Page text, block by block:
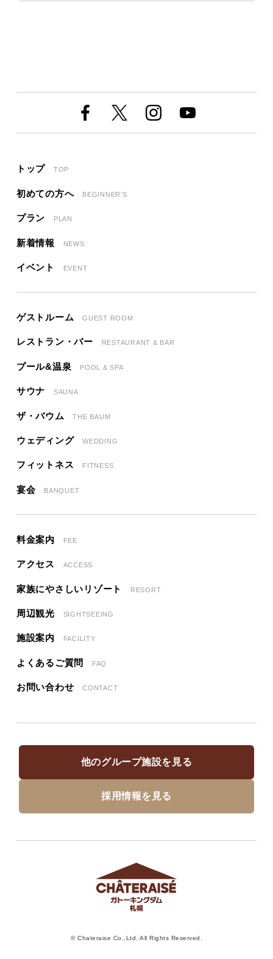
トップ TOP
初めての方へ BEGINNER’S
プラン PLAN
新着情報 NEWS
イベント EVENT
ゲストルーム GUEST ROOM
レストラン・バー RESTAURANT & BAR
プール&温泉 POOL & SPA
サウナ SAUNA
ザ・バウム THE BAUM
ウェディング WEDDING
フィットネス FITNESS
宴会 BANQUET
料金案内 FEE
アクセス ACCESS
家族にやさしいリゾート RESORT
周辺観光 SIGHTSEEING
施設案内 FACILITY
よくあるご質問 FAQ
お問い合わせ CONTACT
他のグループ施設を見る
採用情報を見る
© Chateraise Co.,Ltd. All Rights Reserved.